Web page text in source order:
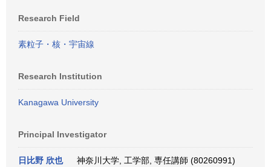
Research Field
素粒子・核・宇宙線
Research Institution
Kanagawa University
Principal Investigator
日比野 欣也 神奈川大学, 工学部, 専任講師 (80260991)